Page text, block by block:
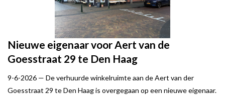
Nieuwe eigenaar voor Aert van de
Goesstraat 29 te Den Haag
9-6-2026 — De verhuurde winkelruimte aan de Aert van der
Goesstraat 29 te Den Haag is overgegaan op een nieuwe eigenaar.